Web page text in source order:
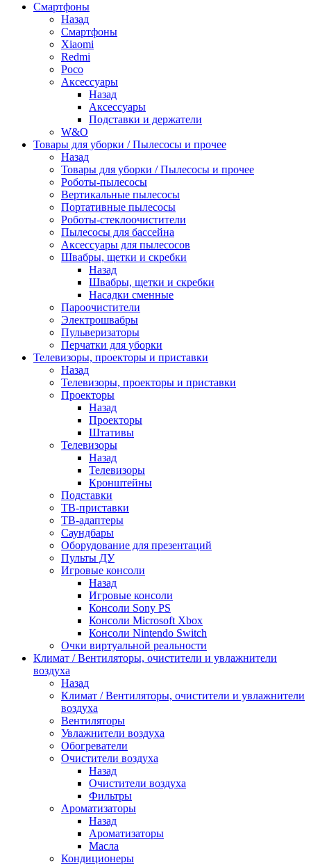
Смартфоны
Назад
Смартфоны
Xiaomi
Redmi
Poco
Аксессуары
Назад
Аксессуары
Подставки и держатели
W&O
Товары для уборки / Пылесосы и прочее
Назад
Товары для уборки / Пылесосы и прочее
Роботы-пылесосы
Вертикальные пылесосы
Портативные пылесосы
Роботы-стеклоочистители
Пылесосы для бассейна
Аксессуары для пылесосов
Швабры, щетки и скребки
Назад
Швабры, щетки и скребки
Насадки сменные
Пароочистители
Электрошвабры
Пульверизаторы
Перчатки для уборки
Телевизоры, проекторы и приставки
Назад
Телевизоры, проекторы и приставки
Проекторы
Назад
Проекторы
Штативы
Телевизоры
Назад
Телевизоры
Кронштейны
Подставки
ТВ-приставки
ТВ-адаптеры
Саундбары
Оборудование для презентаций
Пульты ДУ
Игровые консоли
Назад
Игровые консоли
Консоли Sony PS
Консоли Microsoft Xbox
Консоли Nintendo Switch
Очки виртуальной реальности
Климат / Вентиляторы, очистители и увлажнители
воздуха
Назад
Климат / Вентиляторы, очистители и увлажнители
воздуха
Вентиляторы
Увлажнители воздуха
Обогреватели
Очистители воздуха
Назад
Очистители воздуха
Фильтры
Ароматизаторы
Назад
Ароматизаторы
Масла
Кондиционеры